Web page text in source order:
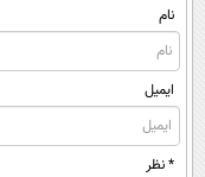
نام
ایمیل
* نظر